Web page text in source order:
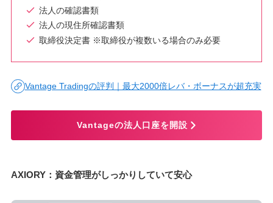
法人の確認書類
法人の現住所確認書類
取締役決定書 ※取締役が複数いる場合のみ必要
Vantage Tradingの評判｜最大2000倍レバ・ボーナスが超充実
Vantageの法人口座を開設
AXIORY：資金管理がしっかりしていて安心